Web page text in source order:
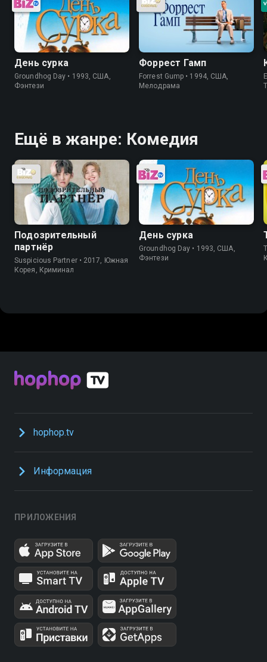
День сурка
Groundhog Day • 1993, США,
Фэнтези
Форрест Гамп
Forrest Gump • 1994, США,
Мелодрама
Ещё в жанре: Комедия
Подозрительный
партнёр
Suspicious Partner • 2017, Южная
Корея, Криминал
День сурка
Groundhog Day • 1993, США,
Фэнтези
hophop.tv
Информация
ПРИЛОЖЕНИЯ